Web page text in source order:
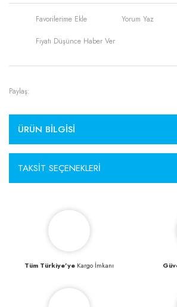
Yorum Yaz
Fiyatı Düşünce Haber Ver
Paylaş:
ÜRÜN BILGISI
TAKSIT SEÇENEKLERI
Tüm Türkiye’yeKargo İmkanı